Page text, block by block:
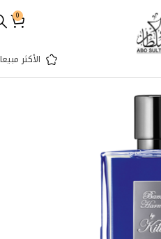
0
الأكثر مبيعا